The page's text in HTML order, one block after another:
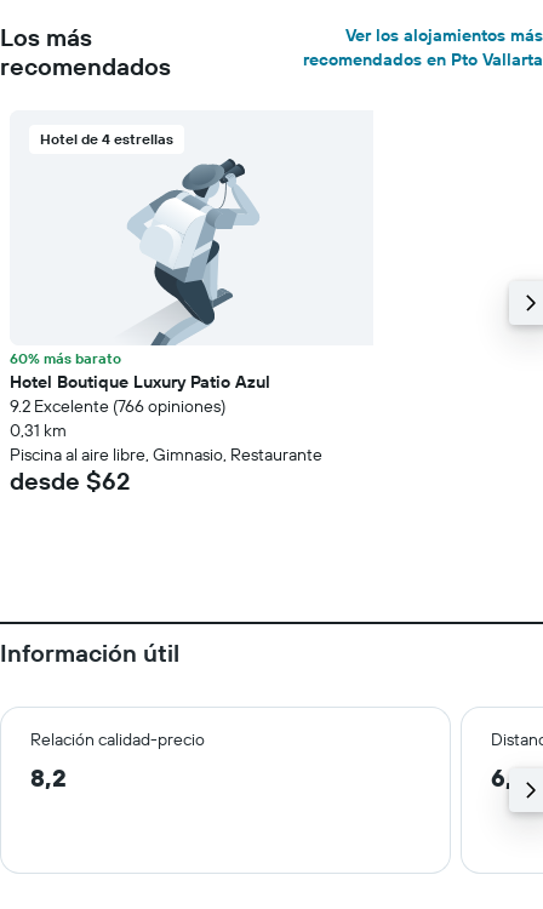
Los más
recomendados
Ver los alojamientos más
recomendados en Pto Vallarta
Hotel de 4 estrellas
60% más barato
Hotel Boutique Luxury Patio Azul
9.2 Excelente (766 opiniones)
0,31 km
Piscina al aire libre, Gimnasio, Restaurante
desde $62
Información útil
Relación calidad-precio
8,2 6,2